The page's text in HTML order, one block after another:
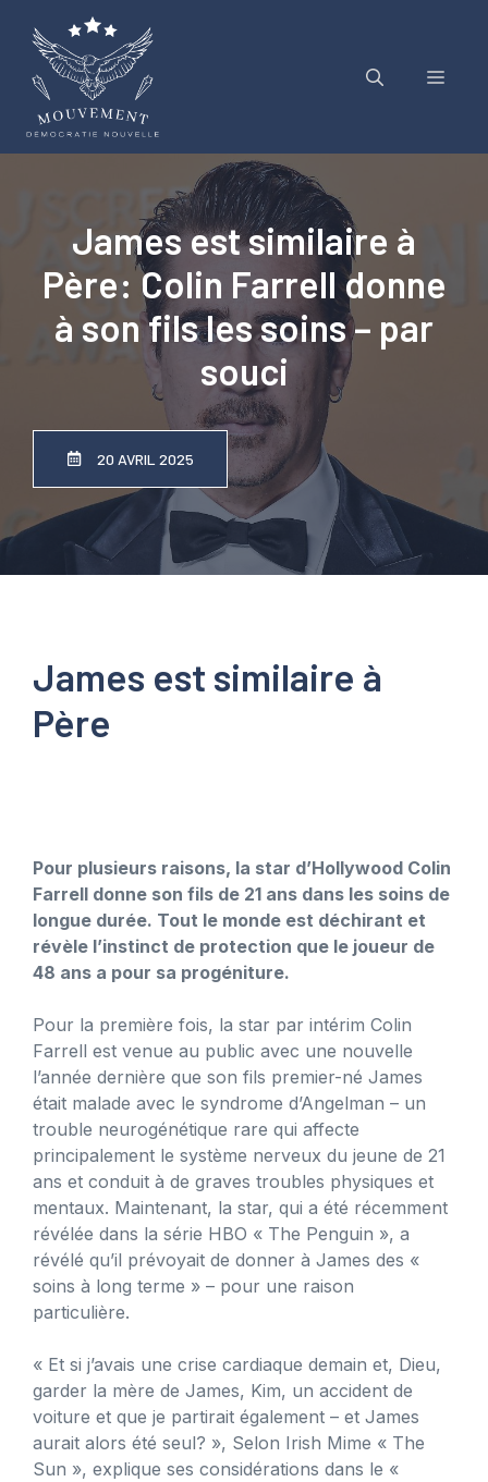
contenu
Menu
James est similaire à
Père: Colin Farrell donne
à son fils les soins – par
souci
20 AVRIL 2025
James est similaire à
Père
Pour plusieurs raisons, la star d’Hollywood Colin
Farrell donne son fils de 21 ans dans les soins de
longue durée. Tout le monde est déchirant et
révèle l’instinct de protection que le joueur de
48 ans a pour sa progéniture.
Pour la première fois, la star par intérim Colin
Farrell est venue au public avec une nouvelle
l’année dernière que son fils premier-né James
était malade avec le syndrome d’Angelman – un
trouble neurogénétique rare qui affecte
principalement le système nerveux du jeune de 21
ans et conduit à de graves troubles physiques et
mentaux. Maintenant, la star, qui a été récemment
révélée dans la série HBO « The Penguin », a
révélé qu’il prévoyait de donner à James des «
soins à long terme » – pour une raison
particulière.
« Et si j’avais une crise cardiaque demain et, Dieu,
garder la mère de James, Kim, un accident de
voiture et que je partirait également – et James
aurait alors été seul? », Selon Irish Mime « The
Sun », explique ses considérations dans le «